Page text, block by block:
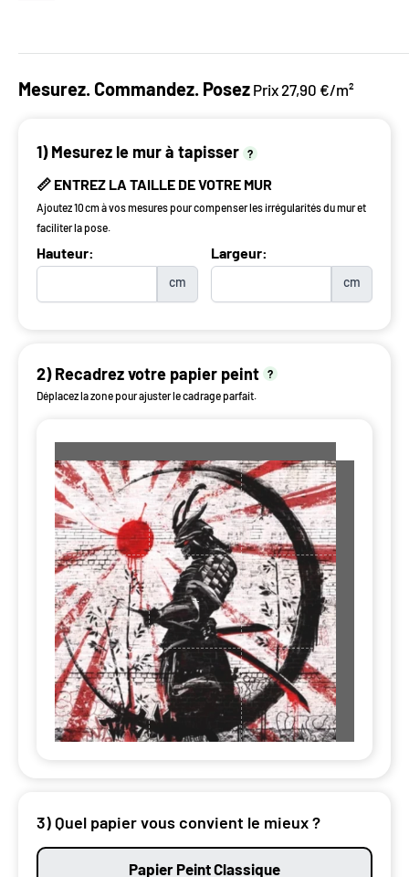
Mesurez. Commandez. Posez Prix 27,90 €/m²
1) Mesurez le mur à tapisser ?
📏 ENTREZ LA TAILLE DE VOTRE MUR
Ajoutez 10 cm à vos mesures pour compenser les irrégularités du mur et
faciliter la pose.
Hauteur:
cm
Largeur:
cm
2) Recadrez votre papier peint
?
Déplacez la zone pour ajuster le cadrage parfait.
3) Quel papier vous convient le mieux ?
Papier Peint Classique